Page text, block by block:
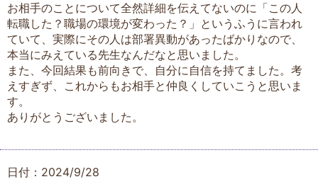
お相手のことについて全然詳細を伝えてないのに「この人
転職した？職場の環境が変わった？」というふうに言われ
ていて、実際にその人は部署異動があったばかりなので、
本当にみえている先生なんだなと思いました。
また、今回結果も前向きで、自分に自信を持てました。考
えすぎず、これからもお相手と仲良くしていこうと思いま
す。
ありがとうございました。
日付：2024/9/28